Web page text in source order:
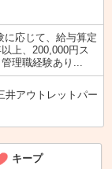
に応じて、給与算定
上、200,000円ス
理職経験あり...
アウトレットパー
キープ